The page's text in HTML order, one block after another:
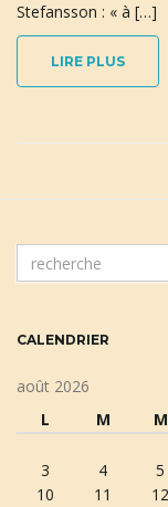
Stefansson : « à […]
LIRE PLUS
o
CALENDRIER
août 2026
L
M M
3
4 5
10
11 12